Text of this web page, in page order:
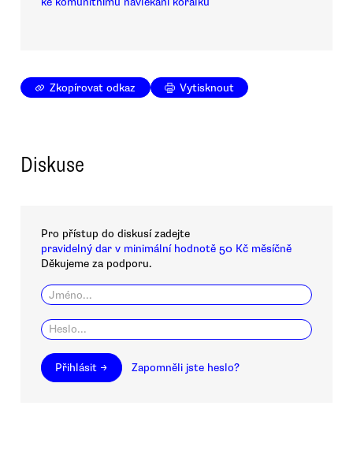
Zkopírovat odkaz Vytisknout
Diskuse
Pro přístup do diskusí zadejte
pravidelný dar v minimální hodnotě 50 Kč měsíčně
Děkujeme za podporu.
Přihlásit → Zapomněli jste heslo?